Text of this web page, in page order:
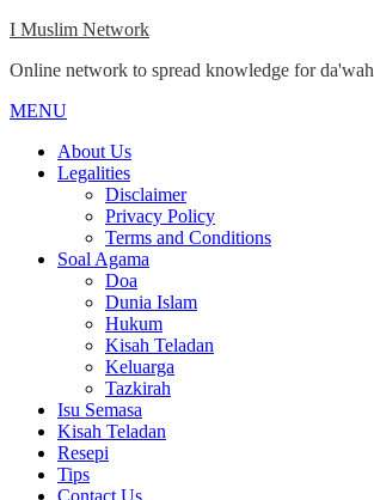
Skip
content
I Muslim Network
Online network to spread knowledge for da'wah
MENU
Menu
About Us
Legalities
Disclaimer
Privacy Policy
Terms and Conditions
Soal Agama
Doa
Dunia Islam
Hukum
Kisah Teladan
Keluarga
Tazkirah
Isu Semasa
Kisah Teladan
Resepi
Tips
Contact Us